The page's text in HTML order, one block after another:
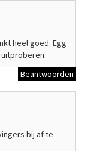
heel goed. Egg
Beantwoorden
bij af te